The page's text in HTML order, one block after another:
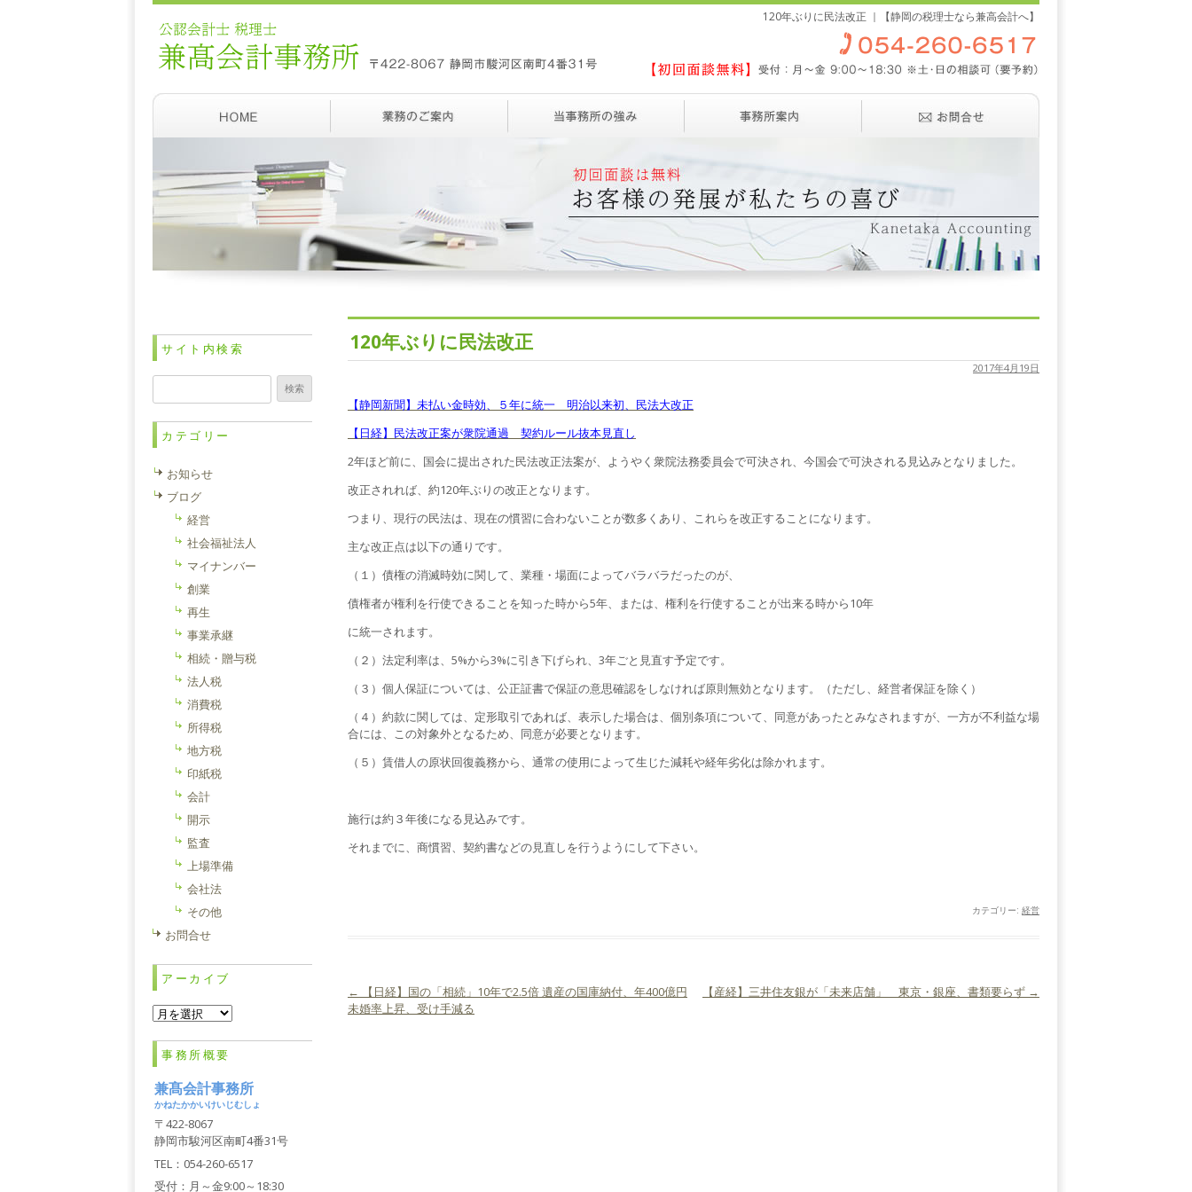
120年ぶりに民法改正 ｜【静岡の税理士なら兼高会計へ】
120年ぶりに民法改正
2017年4月19日
【静岡新聞】未払い金時効、５年に統一 明治以来初、民法大改正
【日経】民法改正案が衆院通過 契約ルール抜本見直し
2年ほど前に、国会に提出された民法改正法案が、ようやく衆院法務委員会で可決され、今国会で可決される見込みとなりました。
改正されれば、約120年ぶりの改正となります。
つまり、現行の民法は、現在の慣習に合わないことが数多くあり、これらを改正することになります。
主な改正点は以下の通りです。
（１）債権の消滅時効に関して、業種・場面によってバラバラだったのが、
債権者が権利を行使できることを知った時から5年、または、権利を行使することが出来る時から10年
に統一されます。
（２）法定利率は、5%から3%に引き下げられ、3年ごと見直す予定です。
（３）個人保証については、公正証書で保証の意思確認をしなければ原則無効となります。（ただし、経営者保証を除く）
（４）約款に関しては、定形取引であれば、表示した場合は、個別条項について、同意があったとみなされますが、一方が不利益な場
合には、この対象外となるため、同意が必要となります。
（５）賃借人の原状回復義務から、通常の使用によって生じた減耗や経年劣化は除かれます。
施行は約３年後になる見込みです。
それまでに、商慣習、契約書などの見直しを行うようにして下さい。
カテゴリー: 経営
投稿ナビゲーション
←
【日経】国の「相続」10年で2.5倍 遺産の国庫納付、年400億円
未婚率上昇、受け手減る
【産経】三井住友銀が「未来店舗」 東京・銀座、書類要らず →
サイト内検索
検
索:
カテゴリー
お知らせ
ブログ
経営
社会福祉法人
マイナンバー
創業
再生
事業承継
相続・贈与税
法人税
消費税
所得税
地方税
印紙税
会計
開示
監査
上場準備
会社法
その他
お問合せ
アーカイブ
ア
カ
イ
ブ
事務所概要
兼髙会計事務所
かねたかかいけいじむしょ
〒422-8067
静岡市駿河区南町4番31号
TEL：054-260-6517
受付：月～金9:00～18:30